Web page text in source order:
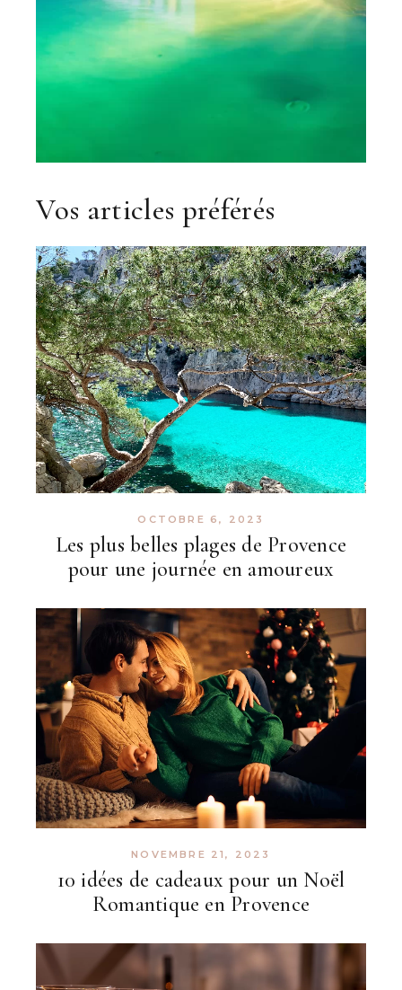
Vos articles préférés
Les plus belles plages de Provence
pour une journée en amoureux
OCTOBRE 6, 2023
10 idées de cadeaux pour un Noël
Romantique en Provence
NOVEMBRE 21, 2023